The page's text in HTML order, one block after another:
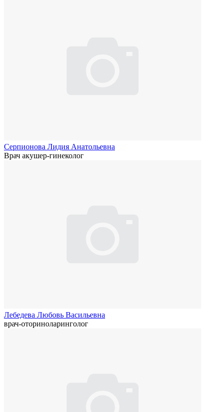
Серпионова Лидия Анатольевна
Врач акушер-гинеколог
Лебедева Любовь Васильевна
врач-оториноларинголог